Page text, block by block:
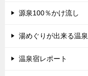
源泉100％かけ流し
湯めぐりが出来る温
温泉宿レポート